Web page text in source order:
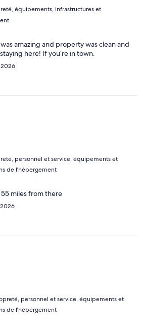
équipements, infrastructures et
amazing and property was clean and
here! If you’re in town.
personnel et service, équipements et
de l’hébergement
miles from there
personnel et service, équipements et
de l’hébergement